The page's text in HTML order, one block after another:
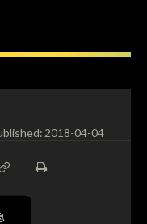
2018-04-04